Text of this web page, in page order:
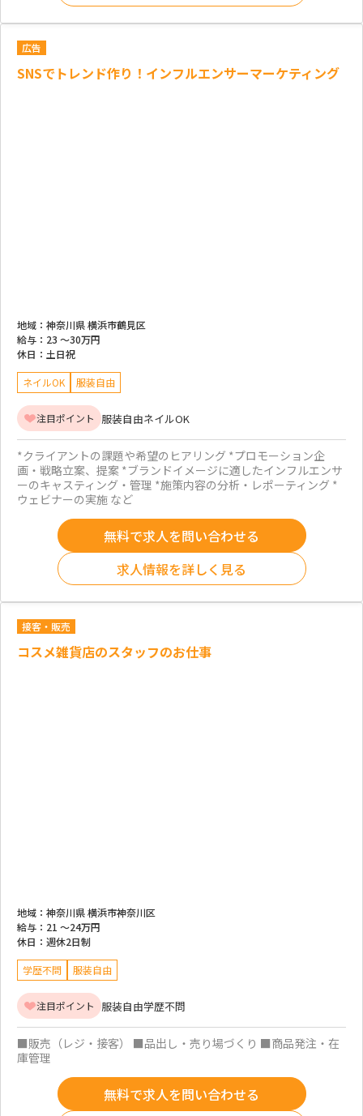
広告
SNSでトレンド作り！インフルエンサーマーケティング
地域： 神奈川県 横浜市鶴見区
給与： 23 ～30万円
休日： 土日祝
ネイルOK 服装自由
注目ポイント 服装自由ネイルOK
*クライアントの課題や希望のヒアリング *プロモーション企
画・戦略立案、提案 *ブランドイメージに適したインフルエンサ
ーのキャスティング・管理 *施策内容の分析・レポーティング *
ウェビナーの実施 など
無料で求人を問い合わせる
求人情報を詳しく見る
接客・販売
コスメ雑貨店のスタッフのお仕事
地域： 神奈川県 横浜市神奈川区
給与： 21 ～24万円
休日： 週休2日制
学歴不問 服装自由
注目ポイント 服装自由学歴不問
■販売（レジ・接客） ■品出し・売り場づくり ■商品発注・在
庫管理
無料で求人を問い合わせる